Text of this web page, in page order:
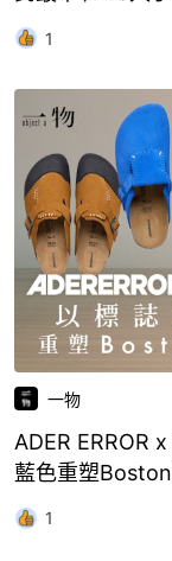
1
一物
ADER ERROR
藍色重塑
1